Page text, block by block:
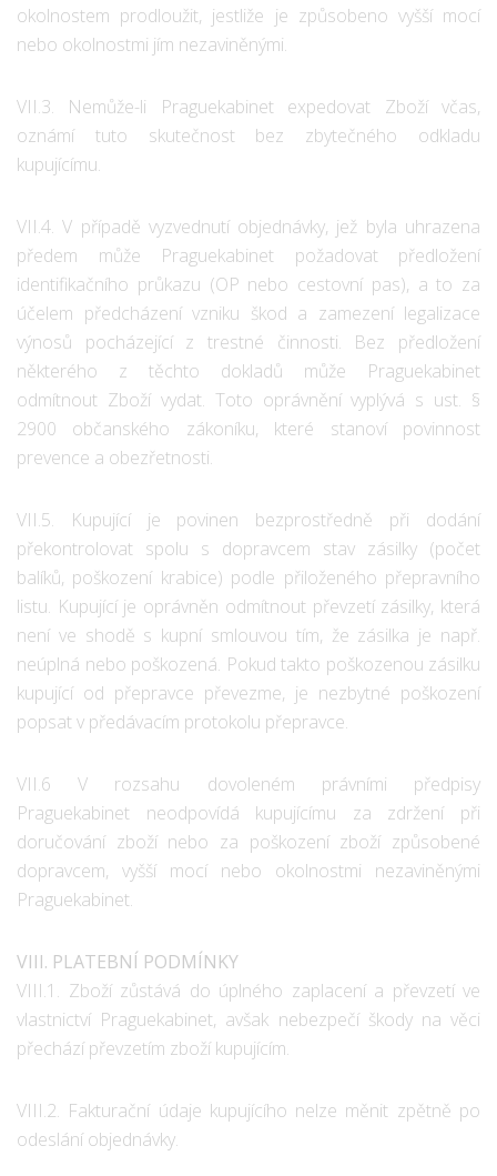
okolnostem prodloužit, jestliže je způsobeno vyšší mocí
nebo okolnostmi jím nezaviněnými.
VII.3. Nemůže-li Praguekabinet expedovat Zboží včas,
oznámí tuto skutečnost bez zbytečného odkladu
kupujícímu.
VII.4. V případě vyzvednutí objednávky, jež byla uhrazena
předem může Praguekabinet požadovat předložení
identifikačního průkazu (OP nebo cestovní pas), a to za
účelem předcházení vzniku škod a zamezení legalizace
výnosů pocházející z trestné činnosti. Bez předložení
některého z těchto dokladů může Praguekabinet
odmítnout Zboží vydat. Toto oprávnění vyplývá s ust. §
2900 občanského zákoníku, které stanoví povinnost
prevence a obezřetnosti.
VII.5. Kupující je povinen bezprostředně při dodání
překontrolovat spolu s dopravcem stav zásilky (počet
balíků, poškození krabice) podle přiloženého přepravního
listu. Kupující je oprávněn odmítnout převzetí zásilky, která
není ve shodě s kupní smlouvou tím, že zásilka je např.
neúplná nebo poškozená. Pokud takto poškozenou zásilku
kupující od přepravce převezme, je nezbytné poškození
popsat v předávacím protokolu přepravce.
VII.6 V rozsahu dovoleném právními předpisy
Praguekabinet neodpovídá kupujícímu za zdržení při
doručování zboží nebo za poškození zboží způsobené
dopravcem, vyšší mocí nebo okolnostmi nezaviněnými
Praguekabinet.
VIII. PLATEBNÍ PODMÍNKY
VIII.1. Zboží zůstává do úplného zaplacení a převzetí ve
vlastnictví Praguekabinet, avšak nebezpečí škody na věci
přechází převzetím zboží kupujícím.
VIII.2. Fakturační údaje kupujícího nelze měnit zpětně po
odeslání objednávky.